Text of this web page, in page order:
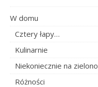
W domu
Cztery łapy…
Kulinarnie
Niekoniecznie na zielono
Różności